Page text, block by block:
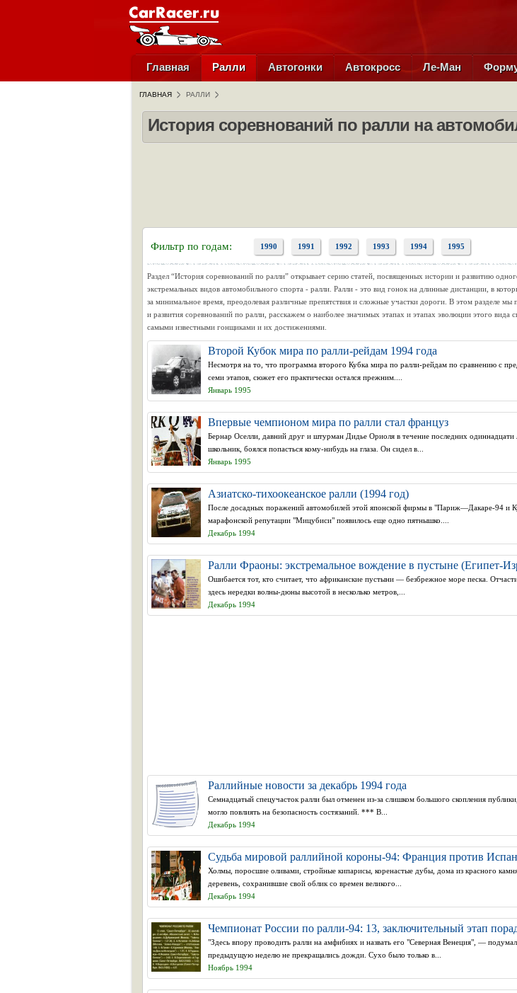
Главная Ралли Автогонки Автокросс Ле-Ман
ГЛАВНАЯ РАЛЛИ
История соревнований по ралли на
Фильтр по годам: 1990 1991 1992 1993 1994 1995
Раздел “История соревнований по ралли” открывает серию статей, посвященных истории и развитию
экстремальных видов автомобильного спорта - ралли. Ралли - это вид гонок на длинные дистанции, в
за минимальное время, преодолевая различные препятствия и сложные участки дороги. В этом разделе
и развития соревнований по ралли, расскажем о наиболее значимых этапах и этапах эволюции этого вида
самыми известными гонщиками и их достижениями.
Второй Кубок мира по ралли-рейдам 1994 года
Несмотря на то, что программа второго Кубка мира по ралли-рейдам по сравнению с
семи этапов, сюжет его практически остался прежним....
Январь 1995
Впервые чемпионом мира по ралли стал француз
Бернар Оселли, давний друг и штурман Дидье Ориоля в течение последних одиннадцати
школьник, боялся попасться кому-нибудь на глаза. Он сидел в...
Январь 1995
Азиатско-тихоокеанское ралли (1994 год)
После досадных поражений автомобилей этой японской фирмы в "Париж—Дакаре-94 и
марафонской репутации "Мицубиси" появилось еще одно пятнышко....
Декабрь 1994
Ралли Фраоны: экстремальное вождение в пустыне (Египет-
Ошибается тот, кто считает, что африканские пустыни — безбрежное море песка.
здесь нередки волны-дюны высотой в несколько метров,...
Декабрь 1994
Раллийные новости за декабрь 1994 года
Семнадцатый спецучасток ралли был отменен из-за слишком большого скопления
могло повлиять на безопасность состязаний. *** В...
Декабрь 1994
Судьба мировой раллийной короны-94: Франция против
Холмы, поросшие оливами, стройные кипарисы, коренастые дубы, дома из красного
деревень, сохранившие свой облик со времен великого...
Декабрь 1994
Чемпионат России по ралли-94: 13, заключительный этап
"Здесь впору проводить ралли на амфибиях и назвать его "Северная Венеция", —
предыдущую неделю не прекращались дожди. Сухо было только в...
Ноябрь 1994